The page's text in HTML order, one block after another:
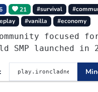
21 #survival
#vanilla #economy
focused
SMP launched in
community-built
spawn
in items